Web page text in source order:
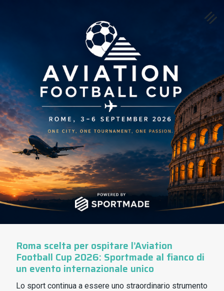
Roma scelta per ospitare l’Aviation
Football Cup 2026: Sportmade al fianco di
un evento internazionale unico
Lo sport continua a essere uno straordinario strumento